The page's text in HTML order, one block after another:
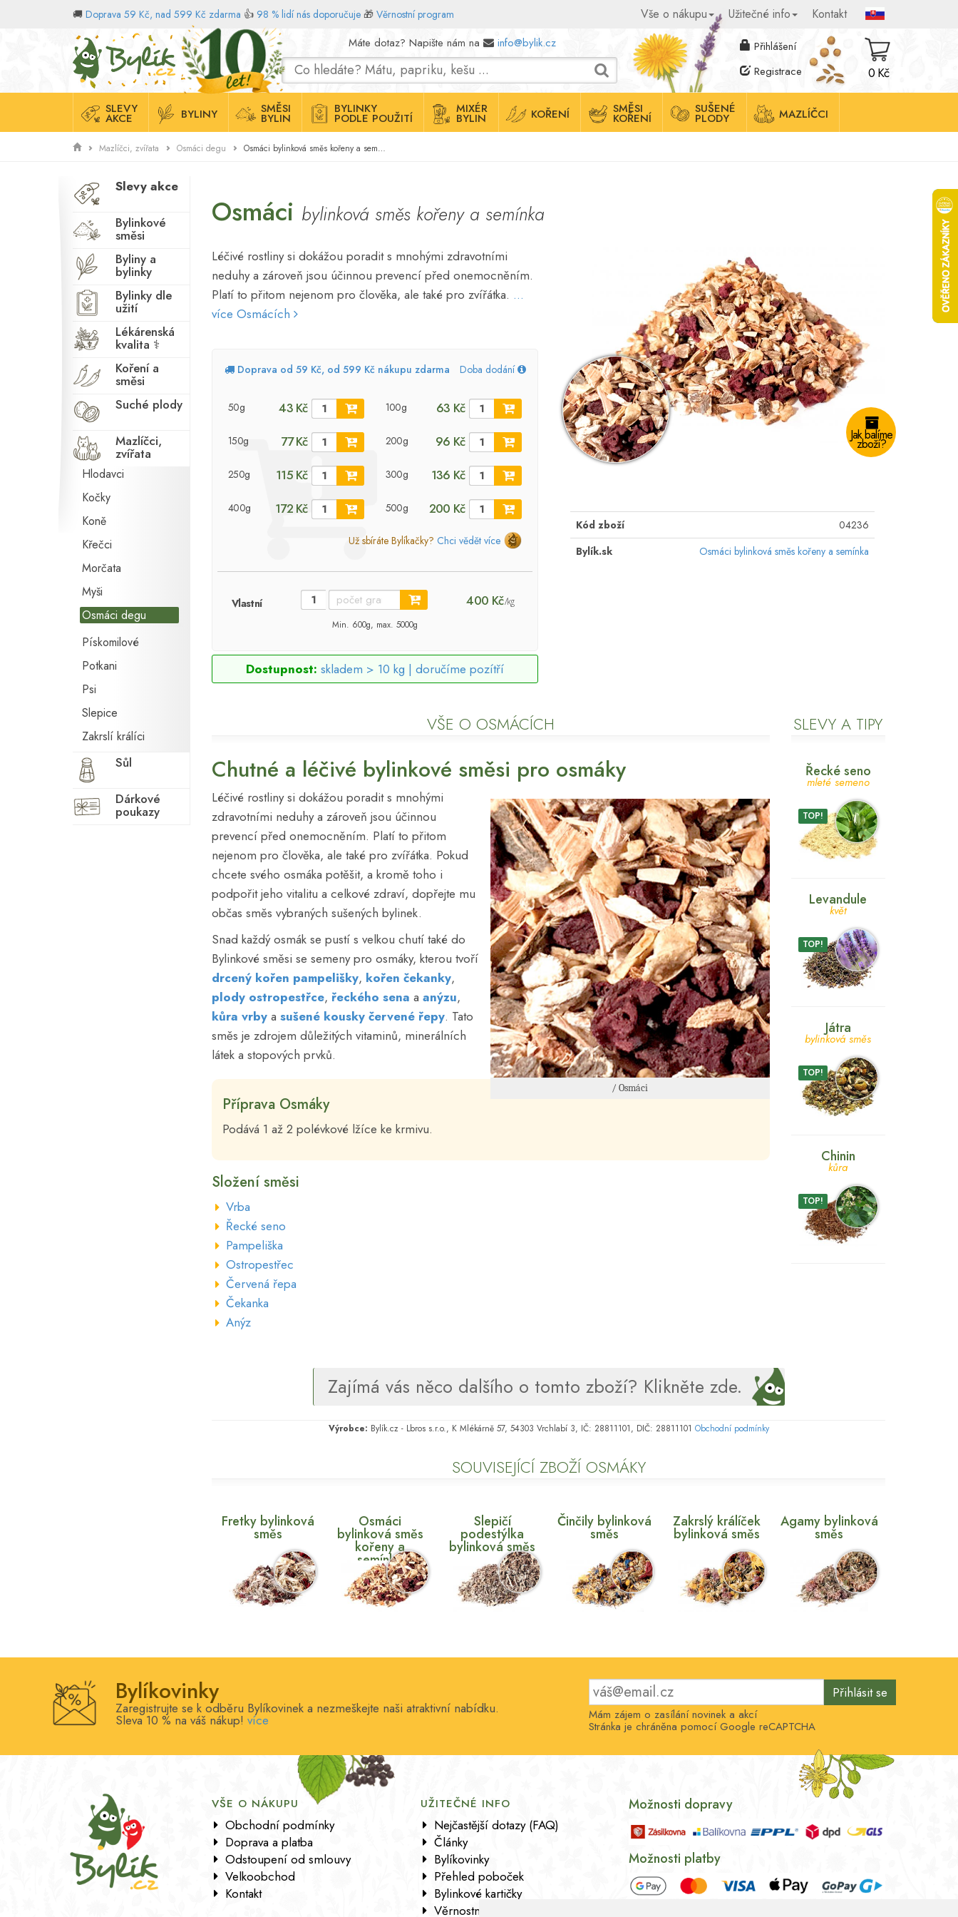
🚚 Doprava 59 Kč, nad 599 Kč zdarma 👍 98 % lidí nás doporučuje 🎁 Věrnostní program Vše o nákupu Užitečné info Kontakt
Domů Máte dotaz? Napište nám na info@bylik.cz
Přihlášení
Registrace
0 Kč
SLEVY
AKCE BYLINY SMĚSI
BYLIN
BYLINKY
PODLE POUŽITÍ
MIXÉR
BYLIN KOŘENÍ SMĚSI
KOŘENÍ
SUŠENÉ
PLODY MAZLÍČCI
Mazlíčci, zvířata Osmáci degu Osmáci bylinková směs kořeny a semínka
Slevy akce
Bylinkové
směsi
Byliny a
bylinky
Bylinky dle
užití
Lékárenská
kvalita ⚕
Koření a
směsi
Suché plody
Mazlíčci,
zvířata
Agamy
Činčily
Fretky
Hlodavci
Kočky
Koně
Křečci
Morčata
Myši
Osmáci degu
Pískomilové
Potkani
Psi
Slepice
Zakrslí králíci
Sůl
Dárkové
poukazy
Osmáci bylinková směs kořeny a semínka
Léčivé rostliny si dokážou poradit s mnohými zdravotními
neduhy a zároveň jsou účinnou prevencí před onemocněním.
Platí to přitom nejenom pro člověka, ale také pro zvířátka. ...
více Osmácích
Doprava od 59 Kč, od 599 Kč nákupu zdarma Doba dodání
50g 43 Kč 100g 63 Kč
150g 77 Kč 200g 96 Kč
250g 115 Kč 300g 136 Kč
400g 172 Kč 500g 200 Kč
Už sbíráte Bylíkačky? Chci vědět více
Vlastní 400 Kč/kg
Min. 600g, max. 5000g
Dostupnost: skladem > 10 kg | doručíme pozítří
Jak balíme
zboží?
Kód zboží
04236
Bylík.sk
Osmáci bylinková směs kořeny a semínka
VŠE O OSMÁCÍCH
Chutné a léčivé bylinkové směsi pro osmáky
/ Osmáci
Léčivé rostliny si dokážou poradit s mnohými
zdravotními neduhy a zároveň jsou účinnou
prevencí před onemocněním. Platí to přitom
nejenom pro člověka, ale také pro zvířátka. Pokud
chcete svého osmáka potěšit, a kromě toho i
podpořit jeho vitalitu a celkové zdraví, dopřejte mu
občas směs vybraných sušených bylinek.
Snad každý osmák se pustí s velkou chutí také do
Bylinkové směsi se semeny pro osmáky, kterou tvoří
drcený kořen pampelišky, kořen čekanky,
plody ostropestřce, řeckého sena a anýzu,
kůra vrby a sušené kousky červené řepy. Tato
směs je zdrojem důležitých vitaminů, minerálních
látek a stopových prvků.
Příprava Osmáky
Podává 1 až 2 polévkové lžíce ke krmivu.
Složení směsi
Vrba
Řecké seno
Pampeliška
Ostropestřec
Červená řepa
Čekanka
Anýz
SLEVY A TIPY
Řecké seno
mleté semeno
TOP!
Levandule
květ
TOP!
Játra
bylinková směs
TOP!
Chinin
kůra
TOP!
Zajímá vás něco dalšího o tomto zboží? Klikněte zde.
Výrobce: Bylík.cz - Lbros s.r.o., K Mlékárně 57, 54303 Vrchlabí 3, IČ: 28811101, DIČ: 28811101 Obchodní podmínky
SOUVISEJÍCÍ ZBOŽÍ OSMÁKY
Fretky bylinková
směs
Osmáci
bylinková směs
kořeny a
semínka
Slepičí
podestýlka
bylinková směs
Činčily bylinková
směs
Zakrslý králíček
bylinková směs
Agamy bylinková
směs
Bylíkovinky
Zaregistrujte se k odběru Bylíkovinek a nezmeškejte naši atraktivní nabídku.
Sleva 10 % na váš nákup! více
Přihlásit se
Mám zájem o zasílání novinek a akcí
Stránka je chráněna pomocí Google reCAPTCHA
VŠE O NÁKUPU
Obchodní podmínky
Doprava a platba
Odstoupení od smlouvy
Velkoobchod
Kontakt
UŽITEČNÉ INFO
Nejčastější dotazy (FAQ)
Články
Bylíkovinky
Přehled poboček
Bylinkové kartičky
Věrnostní program
Možnosti dopravy
Možnosti platby